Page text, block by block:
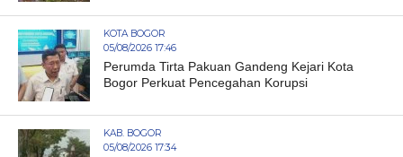
KOTA BOGOR
05/08/2026 17:46
Perumda Tirta Pakuan Gandeng Kejari Kota
Bogor Perkuat Pencegahan Korupsi
KAB. BOGOR
05/08/2026 17:34